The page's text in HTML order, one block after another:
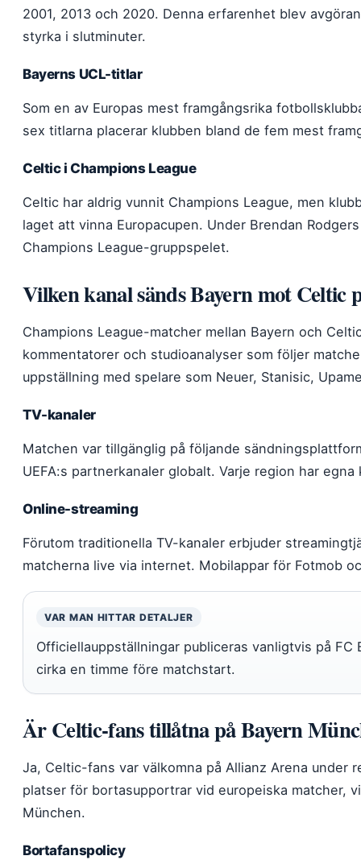
2001, 2013 och 2020. Denna erfarenhet blev
styrka i slutminuter.
Bayerns UCL-titlar
Som en av Europas mest framgångsrika
sex titlarna placerar klubben bland de fem mest
Celtic i Champions League
Celtic har aldrig vunnit Champions League, men
laget att vinna Europacupen. Under Brendan
Champions League-gruppspelet.
Vilken kanal sänds Bayern mot Celtic
Champions League-matcher mellan Bayern och
kommentatorer och studioanalyser som följer
uppställning med spelare som Neuer, Stanisic,
TV-kanaler
Matchen var tillgänglig på följande
UEFA:s partnerkanaler globalt. Varje region har
Online-streaming
Förutom traditionella TV-kanaler erbjuder
matcherna live via internet. Mobilappar för Fotmob
VAR MAN HITTAR DETALJER
Officiellauppställningar publiceras vanligtvis på
cirka en timme före matchstart.
Är Celtic-fans tillåtna på Bayern
Ja, Celtic-fans var välkomna på Allianz Arena under
platser för bortasupportrar vid europeiska
München.
Bortafanspolicy